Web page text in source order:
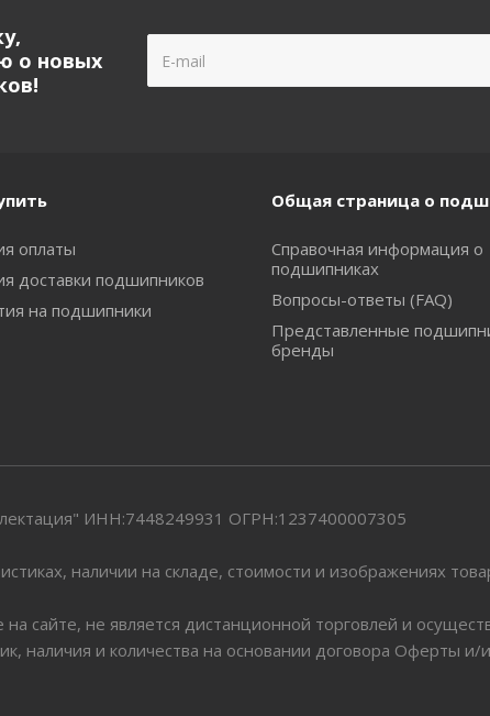
о новых
оплаты
доставки подшипников
на подшипники
Общая страница о
Справочная информация о
подшипниках
Вопросы-ответы (FAQ)
Представленные
бренды
ИНН:7448249931 ОГРН:1237400007305
наличии на складе, стоимости и изображениях
сайте, не является дистанционной торговлей и
наличия и количества на основании договора Оферты